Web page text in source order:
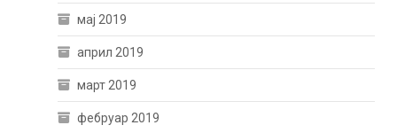
мај 2019
април 2019
март 2019
фебруар 2019